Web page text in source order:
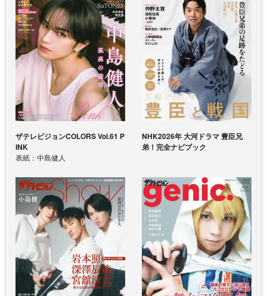
ザテレビジョンCOLORS Vol.61 P
INK
表紙：中島健人
NHK2026年 大河ドラマ 豊臣兄
弟！完全ナビブック